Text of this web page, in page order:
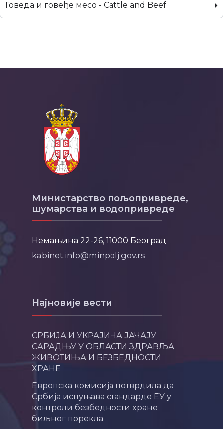
Говеда и говеђе месо - Cattle and Beef
Министарство пољопривреде,
шумарства и водопривреде
Немањина 22-26, 11000 Београд
kabinet.info@minpolj.gov.rs
Најновије вести
СРБИЈА И УКРАЈИНА ЈАЧАЈУ
САРАДЊУ У ОБЛАСТИ ЗДРАВЉА
ЖИВОТИЊА И БЕЗБЕДНОСТИ
ХРАНЕ
Европска комисија потврдила да
Србија испуњава стандарде ЕУ у
контроли безбедности хране
биљног порекла